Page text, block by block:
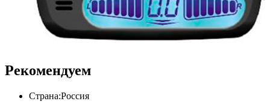
Рекомендуем
Страна:Россия